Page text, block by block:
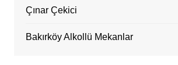
Çınar Çekici
Bakırköy Alkollü Mekanlar